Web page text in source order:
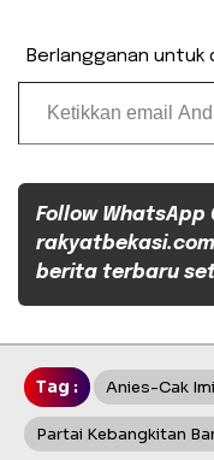
Berlangganan untuk
Ketikkan email Anda...
Follow WhatsApp
berita terbaru
Tag : Anies-Cak
Partai Kebangkitan